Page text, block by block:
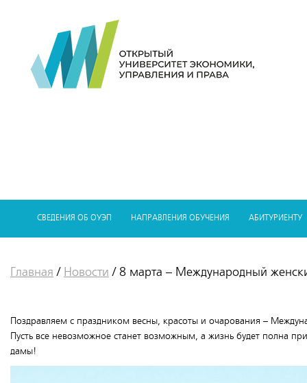
СВЕДЕНИЯ ОБ ОУЭП НАПРАВЛЕНИЯ ОБУЧЕНИЯ АБИТУРИЕНТУ
Главная / Новости / 8 марта – Международный
Поздравляем с праздником весны, красоты и очарования –
Пусть все невозможное станет возможным, а жизнь будет полна
дамы!